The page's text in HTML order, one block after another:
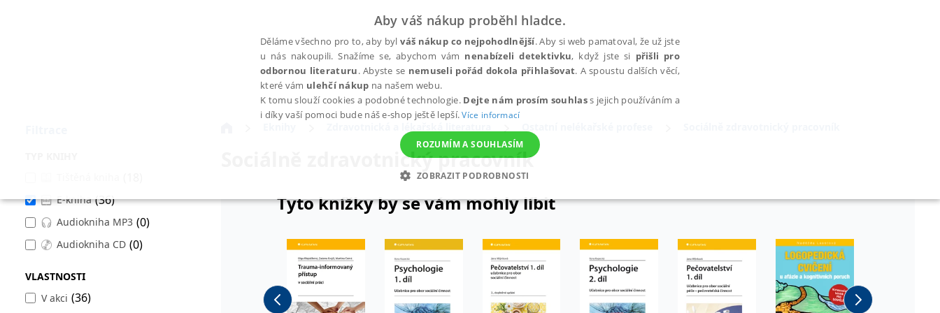
E-kniha (36)
Audiokniha MP3 (0)
Audiokniha CD (0)
VLASTNOSTI
V akci (36)
Sociálně zdravotnický pracovník
Tyto knížky by se vám mohly líbit
Aby váš nákup proběhl hladce.
Děláme všechno pro to, aby bylváš nákup co nejpohodlnější. Aby si web pamatoval, že už jste
u nás nakoupili. Snažíme se, abychom vám nenabízeli detektivku, když jste si přišli pro
odbornou literaturu. Abyste se nemuseli pořád dokola přihlašovat. A spoustu dalších věcí,
které vám ulehčí nákup na našem webu.
K tomu slouží cookies a podobné technologie. Dejte nám prosím souhlass jejich používáním a
i díky vaší pomoci bude náš e-shop ještě lepší.Více informací
ROZUMÍM A SOUHLASÍM
ZOBRAZIT PODROBNOSTI
NEZBYTNÉ ANALYTICKÉ MARKETINGOVÉ FUNKČNÍ NEZAŘAZENÉ SOUBORY
Nezbytné Analytické Marketingové Funkční Nezařazené soubory
Nezbytně nutné soubory cookie umožňují základní funkce webových stránek, jako je přihlášení uživatele a správa účtu. Webové stránky nelze bez nezbytně nutných souborů cookie správně používat.